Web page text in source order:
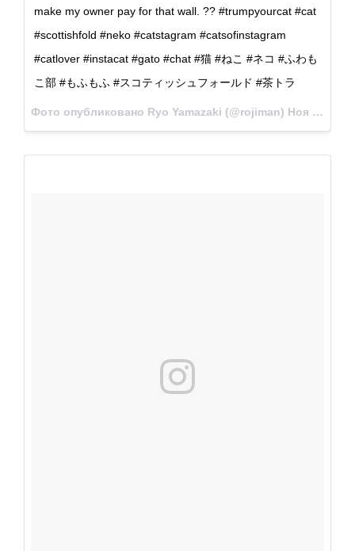
make my owner pay for that wall. ?? #trumpyourcat #cat
#scottishfold #neko #catstagram #catsofinstagram
#catlover #instacat #gato #chat #猫 #ねこ #ネコ #ふわも
こ部 #もふもふ #スコティッシュフォールド #茶トラ
Фото опубликовано Ryo Yamazaki (@rojiman) Ноя 10 2016 в 1:32 PST